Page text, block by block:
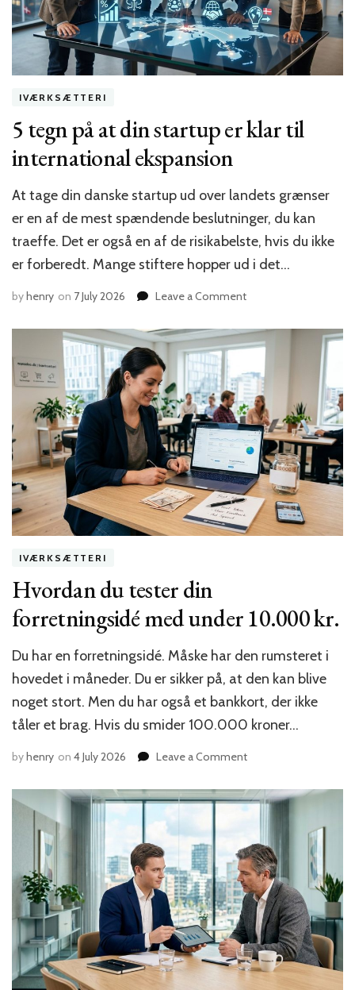
IVÆRKSÆTTERI
5 tegn på at din startup er klar til
international ekspansion
At tage din danske startup ud over landets grænser
er en af de mest spændende beslutninger, du kan
traeffe. Det er også en af de risikabelste, hvis du ikke
er forberedt. Mange stiftere hopper ud i det…
byhenry on 7 July 2026 Leave a Commenton
tegn
på
din
startup
er
klar
til
international
ekspansion
IVÆRKSÆTTERI
Hvordan du tester din
forretningsidé med under 10.000 kr.
Du har en forretningsidé. Måske har den rumsteret i
hovedet i måneder. Du er sikker på, at den kan blive
noget stort. Men du har også et bankkort, der ikke
tåler et brag. Hvis du smider 100.000 kroner…
byhenry on 4 July 2026 Leave a Commenton
du
tester
forretningsidé
med
under
10.000
kr.